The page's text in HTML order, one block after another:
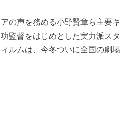
の声を務める小野賢章ら主要キ
監督をはじめとした実力派スタ
ルムは、今冬ついに全国の劇場